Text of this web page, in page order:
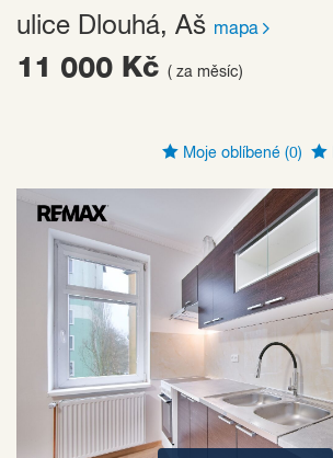
ulice Dlouhá, Aš mapa
11 000 Kč ( za měsíc)
Moje oblíbené (0)